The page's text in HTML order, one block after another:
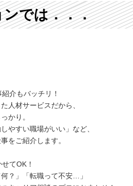
では．．．
介もバッチリ！
人材サービスだから、
かり。
やすい職場がいい」など、
をご紹介します。
てOK！
？」「転職って不安…」